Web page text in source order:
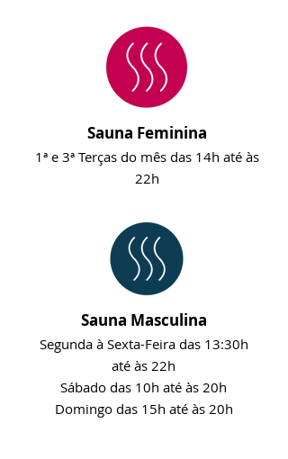
Sauna Feminina
1ª e 3ª Terças do mês das 14h até às
22h
Sauna Masculina
Segunda à Sexta-Feira das 13:30h
até às 22h
Sábado das 10h até às 20h
Domingo das 15h até às 20h